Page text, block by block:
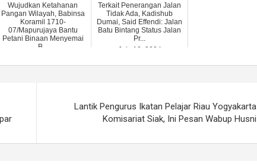
Wujudkan Ketahanan
Pangan Wilayah, Babinsa
Koramil 1710-
07/Mapurujaya Bantu
Petani Binaan Menyemai
B...
Terkait Penerangan Jalan
Tidak Ada, Kadishub
Dumai, Said Effendi: Jalan
Batu Bintang Status Jalan
Pr...
July 10, 2024
Lantik Pengurus Ikatan Pelajar Riau Yogyakarta
Komisariat Siak, Ini Pesan Wabup Husni